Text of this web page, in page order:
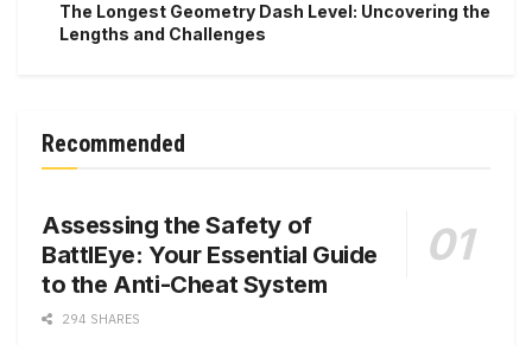
The Longest Geometry Dash Level: Uncovering the
Lengths and Challenges
Recommended
Assessing the Safety of
BattlEye: Your Essential Guide
to the Anti-Cheat System
294 SHARES